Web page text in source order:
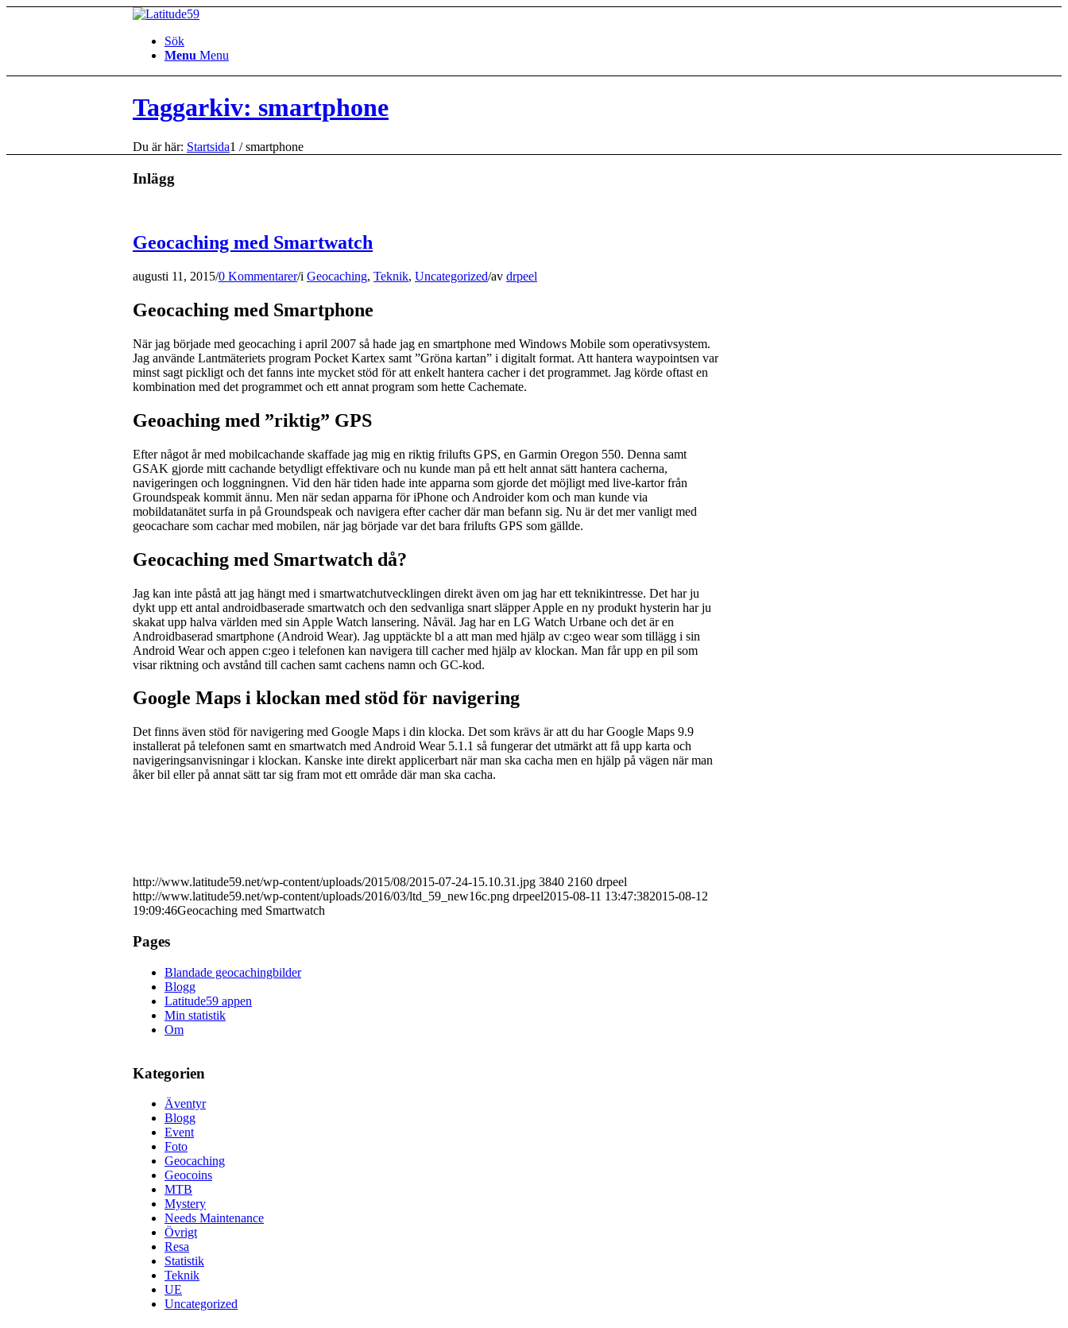
Sök
Menu Menu
Taggarkiv: smartphone
Du är här: Startsida1 / smartphone
Inlägg
Geocaching med Smartwatch
augusti 11, 2015/0 Kommentarer/i Geocaching, Teknik, Uncategorized/av drpeel
Geocaching med Smartphone
När jag började med geocaching i april 2007 så hade jag en smartphone med Windows Mobile som operativsystem.
Jag använde Lantmäteriets program Pocket Kartex samt ”Gröna kartan” i digitalt format. Att hantera waypointsen var
minst sagt pickligt och det fanns inte mycket stöd för att enkelt hantera cacher i det programmet. Jag körde oftast en
kombination med det programmet och ett annat program som hette Cachemate.
Geoaching med ”riktig” GPS
Efter något år med mobilcachande skaffade jag mig en riktig frilufts GPS, en Garmin Oregon 550. Denna samt
GSAK gjorde mitt cachande betydligt effektivare och nu kunde man på ett helt annat sätt hantera cacherna,
navigeringen och loggningnen. Vid den här tiden hade inte apparna som gjorde det möjligt med live-kartor från
Groundspeak kommit ännu. Men när sedan apparna för iPhone och Androider kom och man kunde via
mobildatanätet surfa in på Groundspeak och navigera efter cacher där man befann sig. Nu är det mer vanligt med
geocachare som cachar med mobilen, när jag började var det bara frilufts GPS som gällde.
Geocaching med Smartwatch då?
Jag kan inte påstå att jag hängt med i smartwatchutvecklingen direkt även om jag har ett teknikintresse. Det har ju
dykt upp ett antal androidbaserade smartwatch och den sedvanliga snart släpper Apple en ny produkt hysterin har ju
skakat upp halva världen med sin Apple Watch lansering. Nåväl. Jag har en LG Watch Urbane och det är en
Androidbaserad smartphone (Android Wear). Jag upptäckte bl a att man med hjälp av c:geo wear som tillägg i sin
Android Wear och appen c:geo i telefonen kan navigera till cacher med hjälp av klockan. Man får upp en pil som
visar riktning och avstånd till cachen samt cachens namn och GC-kod.
Google Maps i klockan med stöd för navigering
Det finns även stöd för navigering med Google Maps i din klocka. Det som krävs är att du har Google Maps 9.9
installerat på telefonen samt en smartwatch med Android Wear 5.1.1 så fungerar det utmärkt att få upp karta och
navigeringsanvisningar i klockan. Kanske inte direkt applicerbart när man ska cacha men en hjälp på vägen när man
åker bil eller på annat sätt tar sig fram mot ett område där man ska cacha.
http://www.latitude59.net/wp-content/uploads/2015/08/2015-07-24-15.10.31.jpg 3840 2160 drpeel
http://www.latitude59.net/wp-content/uploads/2016/03/ltd_59_new16c.png drpeel2015-08-11 13:47:382015-08-12
19:09:46Geocaching med Smartwatch
Pages
Blandade geocachingbilder
Blogg
Latitude59 appen
Min statistik
Om
Kategorien
Äventyr
Blogg
Event
Foto
Geocaching
Geocoins
MTB
Mystery
Needs Maintenance
Övrigt
Resa
Statistik
Teknik
UE
Uncategorized